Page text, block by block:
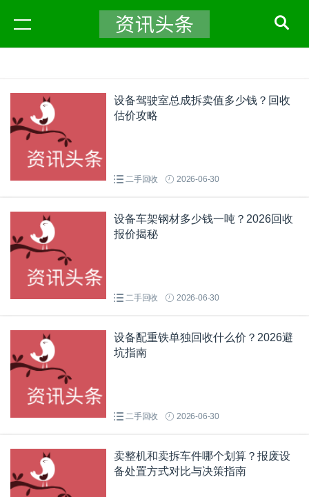
设备驾驶室总成拆卖值多少钱？回收
估价攻略
二手回收 2026-06-30
设备车架钢材多少钱一吨？2026回收
报价揭秘
二手回收 2026-06-30
设备配重铁单独回收什么价？2026避
坑指南
二手回收 2026-06-30
卖整机和卖拆车件哪个划算？报废设
备处置方式对比与决策指南